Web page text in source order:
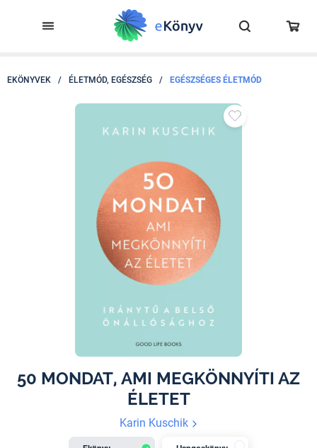
EKÖNYVEK / ÉLETMÓD, EGÉSZSÉG / EGÉSZSÉGES ÉLETMÓD
50 MONDAT, AMI MEGKÖNNYÍTI AZ
ÉLETET
Karin Kuschik